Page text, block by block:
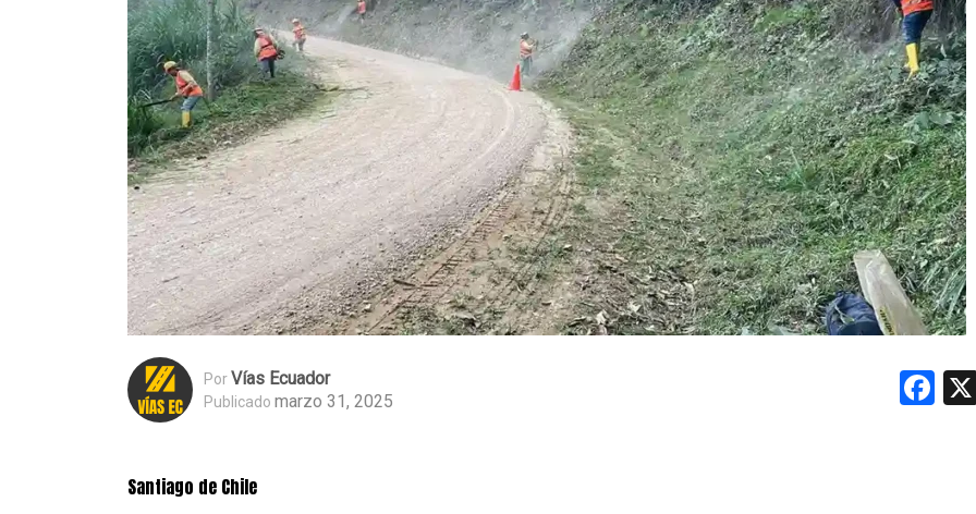
PorVías Ecuador
Publicado marzo 31, 2025
Santiago de Chile